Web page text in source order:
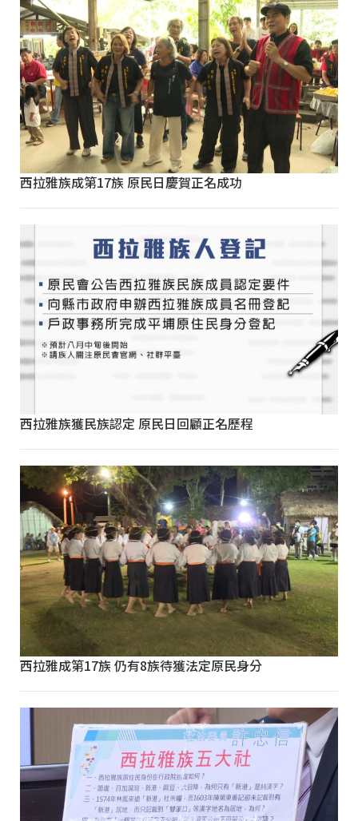
西拉雅族成第17族 原民日慶賀正名成功
西拉雅族獲民族認定 原民日回顧正名歷程
西拉雅成第17族 仍有8族待獲法定原民身分